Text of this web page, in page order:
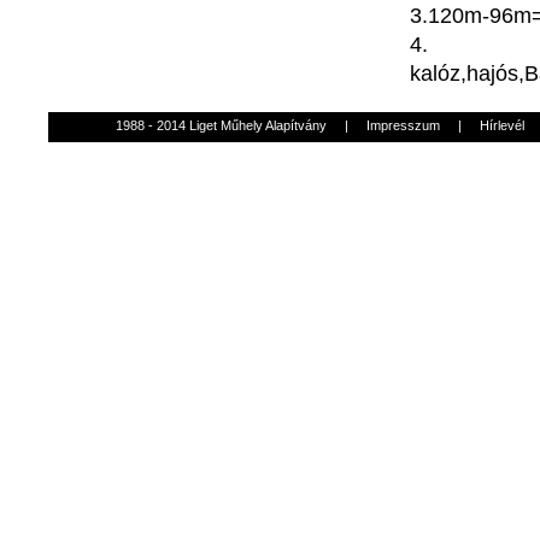
3.120m-
4.
1988 - 2014 Liget Műhely Alapítvány | Impresszum | Hírlevél